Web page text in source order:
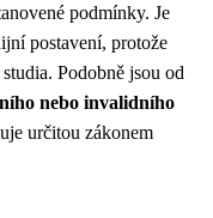
podmínky. Je
postavení, protože
Podobně jsou od
nebo invalidního
určitou zákonem